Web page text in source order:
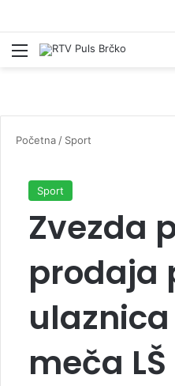
Izbornik
Početna / Sport
Sport
Zvezda
prodaja
meča LŠ